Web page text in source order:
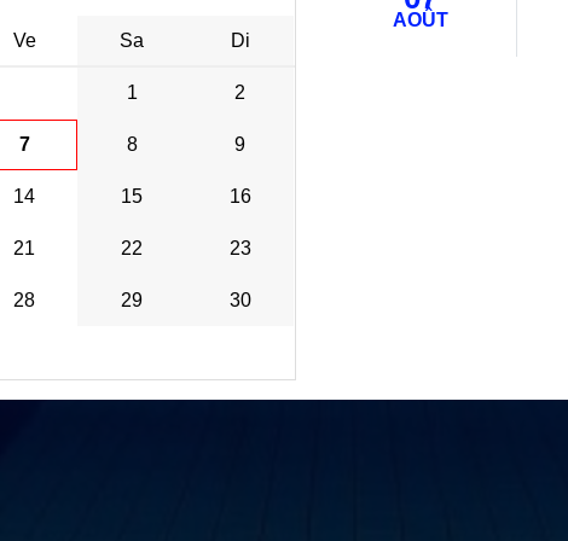
Ve Sa Di
1 2
7 8 9
14 15 16
21 22 23
28 29 30
AOÛT